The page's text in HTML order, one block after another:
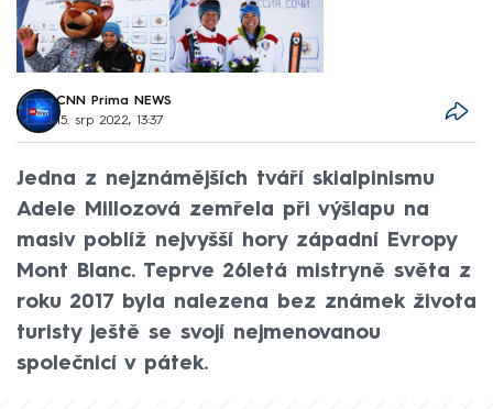
CNN Prima NEWS
15. srp 2022, 13:37
Jedna z nejznámějších tváří skialpinismu
Adele Millozová zemřela při výšlapu na
masiv poblíž nejvyšší hory západní Evropy
Mont Blanc. Teprve 26letá mistryně světa z
roku 2017 byla nalezena bez známek života
turisty ještě se svojí nejmenovanou
společnicí v pátek.